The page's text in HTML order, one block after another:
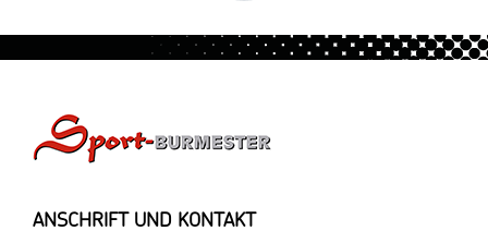
ANSCHRIFT UND KONTAKT